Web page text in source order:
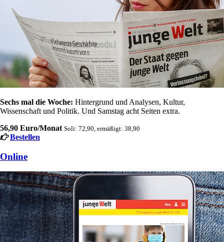
Sechs mal die Woche: Hintergrund und Analysen, Kultur,
Wissenschaft und Politik. Und Samstag acht Seiten extra.
56,90 Euro/Monat Soli: 72,90, ermäßigt: 38,90
Bestellen
Online